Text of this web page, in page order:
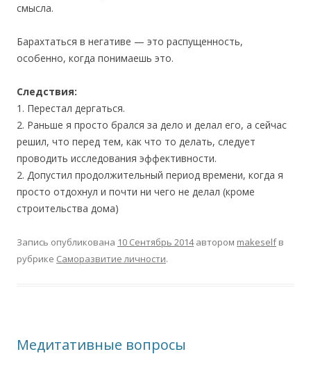
смысла.
Барахтаться в негативе — это распущенность,
особенно, когда понимаешь это.
Следствия:
1. Перестал дергаться.
2. Раньше я просто брался за дело и делал его, а сейчас
решил, что перед тем, как что то делать, следует
проводить исследования эффективности.
2. Допустил продолжительный период времени, когда я
просто отдохнул и почти ни чего не делал (кроме
строительства дома)
Запись опубликована 10 Сентябрь 2014автором makeselfв
рубрике Саморазвитие личности.
Медитативные вопросы